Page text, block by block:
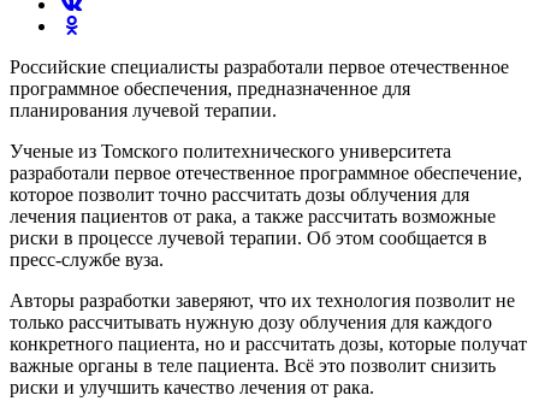
Российские специалисты разработали первое отечественное
программное обеспечения, предназначенное для
планирования лучевой терапии.
Ученые из Томского политехнического университета
разработали первое отечественное программное обеспечение,
которое позволит точно рассчитать дозы облучения для
лечения пациентов от рака, а также рассчитать возможные
риски в процессе лучевой терапии. Об этом сообщается в
пресс-службе вуза.
Авторы разработки заверяют, что их технология позволит не
только рассчитывать нужную дозу облучения для каждого
конкретного пациента, но и рассчитать дозы, которые получат
важные органы в теле пациента. Всё это позволит снизить
риски и улучшить качество лечения от рака.